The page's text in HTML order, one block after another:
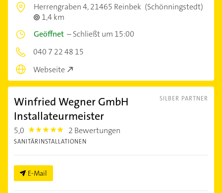
Herrengraben 4,21465 Reinbek (Schönningstedt)
1,4 km
Geöffnet –Schließt um 15:00
040 7 22 48 15
Webseite
SILBER PARTNER
Winfried Wegner GmbH
Installateurmeister
5,0 5.0 2 Bewertungen
SANITÄRINSTALLATIONEN
E-Mail